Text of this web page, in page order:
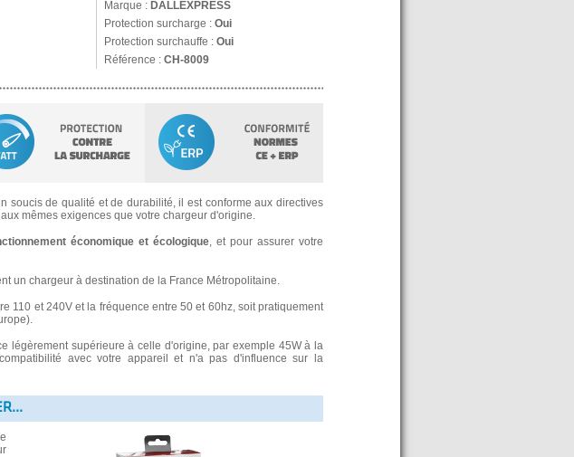
Marque : DALLEXPRESS
Protection surcharge : Oui
Protection surchauffe : Oui
Référence : CH-8009
soucis de qualité et de durabilité, il est conforme aux directives
mêmes exigences que votre chargeur d'origine.
économique et écologique, et pour assurer votre
un chargeur à destination de la France Métropolitaine.
110 et 240V et la fréquence entre 50 et 60hz, soit pratiquement
légèrement supérieure à celle d'origine, par exemple 45W à la
avec votre appareil et n'a pas d'influence sur la